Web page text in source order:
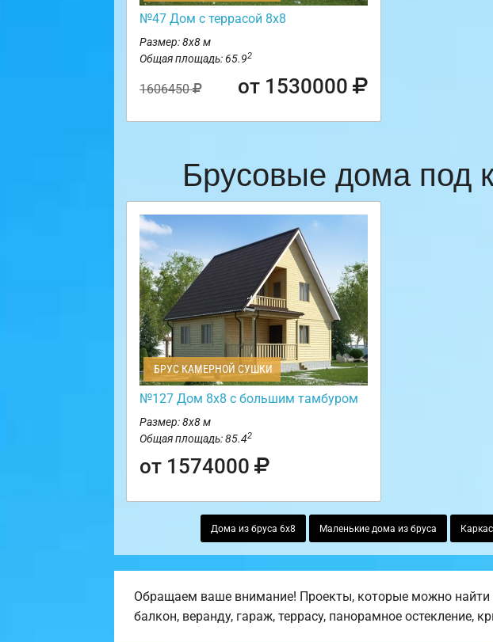
№47 Дом с террасой 8х8
Размер: 8х8 м
Общая площадь: 65.92
1606450 от 1530000
Брусовые дома
БРУС КАМЕРНОЙ СУШКИ
№127 Дом 8х8 с большим тамбуром
Размер: 8х8 м
Общая площадь: 85.42
от 1574000
Дома из бруса 6х8 Маленькие дома из бруса
Обращаем ваше внимание! Проекты, которые можно
балкон, веранду, гараж, террасу, панорамное остекление,